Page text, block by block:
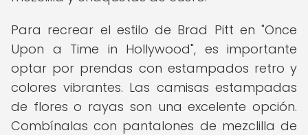
Para recrear el estilo de Brad Pitt en "Once
Upon a Time in Hollywood", es importante
optar por prendas con estampados retro y
colores vibrantes. Las camisas estampadas
de flores o rayas son una excelente opción.
Combínalas con pantalones de mezclilla de